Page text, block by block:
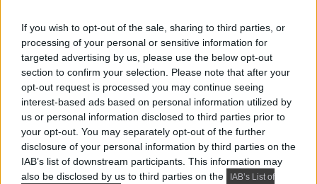
If you wish to opt-out of the sale, sharing to third parties, or
processing of your personal or sensitive information for
targeted advertising by us, please use the below opt-out
section to confirm your selection. Please note that after your
opt-out request is processed you may continue seeing
interest-based ads based on personal information utilized by
us or personal information disclosed to third parties prior to
your opt-out. You may separately opt-out of the further
disclosure of your personal information by third parties on the
IAB’s list of downstream participants. This information may
also be disclosed by us to third parties on the
IAB’s List of